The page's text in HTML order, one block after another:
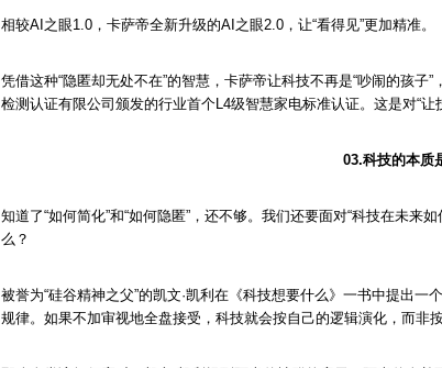
相较AI之眼1.0，卡萨帝全新升级的AI之眼2.0，让“看得见”更加精准。
凭借这种“隐匿却无处不在”的智慧，卡萨帝让科技不再是“吵闹的孩
检测认证有限公司颁发的行业首个L4级智慧家电标准认证。这是对“让
03.科技的本质
知道了“如何简化”和“如何隐匿”，还不够。我们还要面对“科技在未来
么？
被誉为“硅谷精神之父”的凯文·凯利在《科技想要什么》一书中提出
规律。如果不加审视地全盘接受，科技就会按自己的逻辑演化，而非